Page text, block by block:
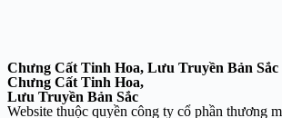
Chưng Cất Tinh Hoa, Lưu Truyền Bản Sắc
Chưng Cất Tinh Hoa,
Lưu Truyền Bản Sắc
Website thuộc quyền công ty cổ phần thương